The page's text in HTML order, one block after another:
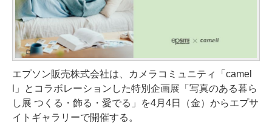
エプソン販売株式会社は、カメラコミュニティ「camel
l」とコラボレーションした特別企画展「写真のある暮ら
し展 つくる・飾る・愛でる」を4月4日（金）からエプサ
イトギャラリーで開催する。